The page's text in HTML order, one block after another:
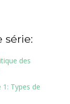
série:
des
1: Types de